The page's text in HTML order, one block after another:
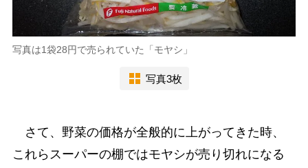
写真は1袋28円で売られていた「モヤシ」
写真3枚
さて、野菜の価格が全般的に上がってきた時、
これらスーパーの棚ではモヤシが売り切れになる